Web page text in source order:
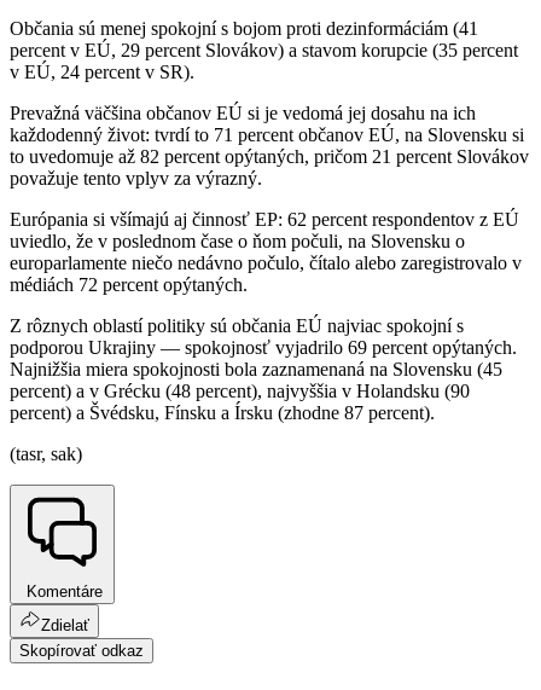
Občania sú menej spokojní s bojom proti dezinformáciám (41
percent v EÚ, 29 percent Slovákov) a stavom korupcie (35 percent
v EÚ, 24 percent v SR).
Prevažná väčšina občanov EÚ si je vedomá jej dosahu na ich
každodenný život: tvrdí to 71 percent občanov EÚ, na Slovensku si
to uvedomuje až 82 percent opýtaných, pričom 21 percent Slovákov
považuje tento vplyv za výrazný.
Európania si všímajú aj činnosť EP: 62 percent respondentov z EÚ
uviedlo, že v poslednom čase o ňom počuli, na Slovensku o
europarlamente niečo nedávno počulo, čítalo alebo zaregistrovalo v
médiách 72 percent opýtaných.
Z rôznych oblastí politiky sú občania EÚ najviac spokojní s
podporou Ukrajiny — spokojnosť vyjadrilo 69 percent opýtaných.
Najnižšia miera spokojnosti bola zaznamenaná na Slovensku (45
percent) a v Grécku (48 percent), najvyššia v Holandsku (90
percent) a Švédsku, Fínsku a Írsku (zhodne 87 percent).
(tasr, sak)
Komentáre
Zdielať
Skopírovať odkaz